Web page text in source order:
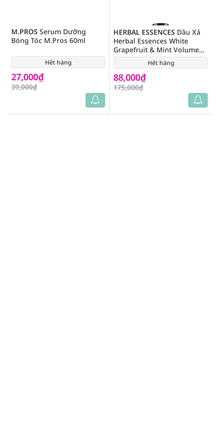
Hết hàng
M.PROS Serum Dưỡng
Bóng Tóc M.Pros 60ml
27,000₫
39,000₫
(6) Hết hàng
HERBAL ESSENCES Dầu Xả
Herbal Essences White
Grapefruit & Mint Volume
Bưởi và Bạc Hà 400ml
88,000₫
175,000₫
(1)